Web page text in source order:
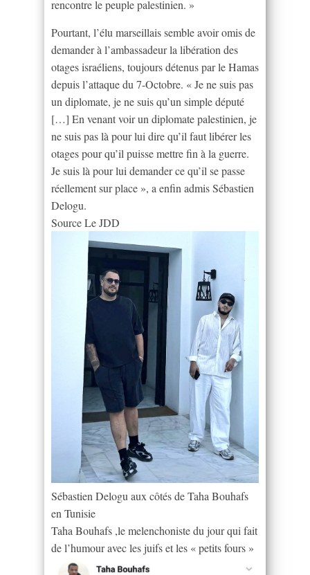
rencontre le peuple palestinien. »
Pourtant, l’élu marseillais semble avoir omis de
demander à l’ambassadeur la libération des
otages israéliens, toujours détenus par le Hamas
depuis l’attaque du 7-Octobre. « Je ne suis pas
un diplomate, je ne suis qu’un simple député
[…] En venant voir un diplomate palestinien, je
ne suis pas là pour lui dire qu’il faut libérer les
otages pour qu’il puisse mettre fin à la guerre.
Je suis là pour lui demander ce qu’il se passe
réellement sur place », a enfin admis Sébastien
Delogu.
Source Le JDD
Sébastien Delogu aux côtés de Taha Bouhafs
en Tunisie
Taha Bouhafs ,le melenchoniste du jour qui fait
de l’humour avec les juifs et les « petits fours »